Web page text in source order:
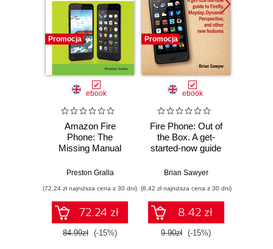
Promocja
ebook
Amazon Fire
Phone: The
Missing Manual
Preston Gralla
(72,24 zł najniższa cena z 30 dni)
72.24 zł
84.99zł (-15%)
Promocja
ebook
Fire Phone: Out of
the Box. A get-
started-now guide
Dynamic
other new features
Brian Sawyer
(8,42 zł najniższa cena z 30 dni)
8.42 zł
9.90zł (-15%)